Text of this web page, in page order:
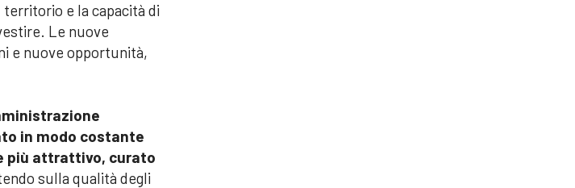
e la capacità di
Le nuove
e nuove opportunità,
in modo costante
più attrattivo, curato
sulla qualità degli